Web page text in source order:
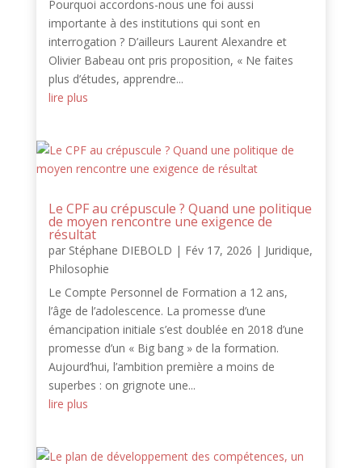
Pourquoi accordons-nous une foi aussi
importante à des institutions qui sont en
interrogation ? D’ailleurs Laurent Alexandre et
Olivier Babeau ont pris proposition, « Ne faites
plus d’études, apprendre...
lire plus
Le CPF au crépuscule ? Quand une politique
de moyen rencontre une exigence de
résultat
par Stéphane DIEBOLD | Fév 17, 2026 | Juridique,
Philosophie
Le Compte Personnel de Formation a 12 ans,
l’âge de l’adolescence. La promesse d’une
émancipation initiale s’est doublée en 2018 d’une
promesse d’un « Big bang » de la formation.
Aujourd’hui, l’ambition première a moins de
superbes : on grignote une...
lire plus